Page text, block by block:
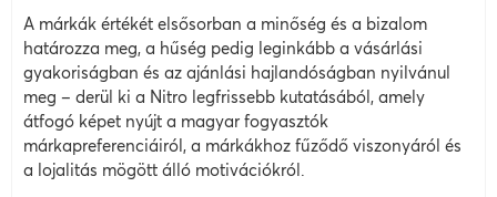
A márkák értékét elsősorban a minőség és a bizalom
határozza meg, a hűség pedig leginkább a vásárlási
gyakoriságban és az ajánlási hajlandóságban nyilvánul
meg – derül ki a Nitro legfrissebb kutatásából, amely
átfogó képet nyújt a magyar fogyasztók
márkapreferenciáiról, a márkákhoz fűződő viszonyáról és
a lojalitás mögött álló motivációkról.